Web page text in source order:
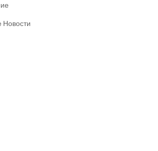
Новости